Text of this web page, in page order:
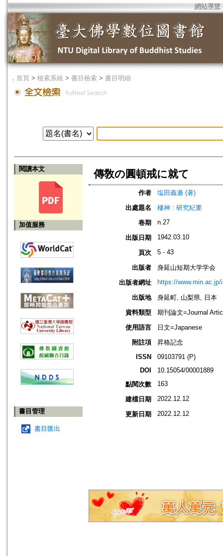
網站導覽
． 首頁 > 檢索系統 > 書目檢索 > 書目明細
閱讀本文
加值服務
書目管理
書目匯出
傳敎の圓頓戒に就て
作者
塩田義遜 (著)
出處題名
棲神 : 研究紀要
卷期
n.27
出版日期 1942.03.10
頁次 5 - 43
出版者
身延山短期大学学会
出版者網址
https://
出版地
身延町, 山梨県, 日本
資料類型
期刊論文=Journal
使用語言
日文=Japanese
附註項
昇格記念
ISSN
09103791 (P)
DOI
10.15054/00001889
點閱次數
163
建檔日期 2022.12.12
更新日期 2022.12.12